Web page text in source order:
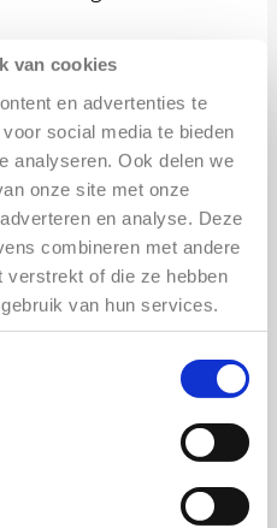
van cookies
en advertenties te
social media te bieden
analyseren. Ook delen we
onze site met onze
en analyse. Deze
combineren met andere
verstrekt of die ze hebben
van hun services.
uitgenodigd